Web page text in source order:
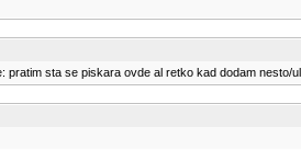
sta se piskara ovde al retko kad dodam nesto/